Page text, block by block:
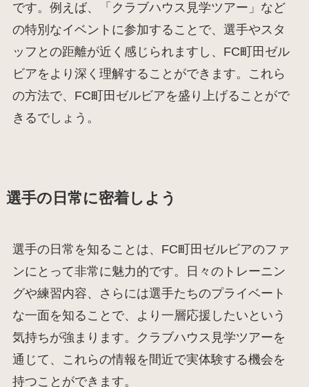
です。例えば、「クラブハウス見学ツアー」など
の特別なイベントに参加することで、選手やスタ
ッフとの距離が近く感じられますし、FC町田ゼル
ビアをより深く理解することができます。これら
の方法で、FC町田ゼルビアを盛り上げることがで
きるでしょう。
選手の日常に密着しよう
選手の日常を知ることは、FC町田ゼルビアのファ
ンにとって非常に魅力的です。日々のトレーニン
グや練習内容、さらには選手たちのプライベート
な一面を知ることで、より一層応援したいという
気持ちが強まります。クラブハウス見学ツアーを
通じて、これらの情報を間近で実体験する機会を
持つことができます。